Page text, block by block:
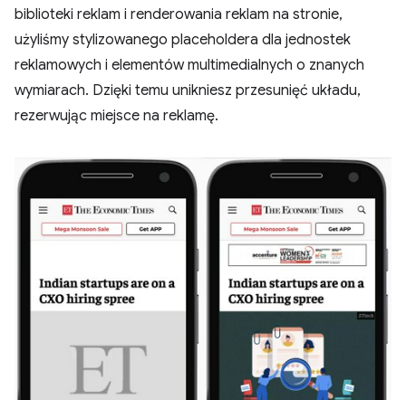
biblioteki reklam i renderowania reklam na stronie,
użyliśmy stylizowanego placeholdera dla jednostek
reklamowych i elementów multimedialnych o znanych
wymiarach. Dzięki temu unikniesz przesunięć układu,
rezerwując miejsce na reklamę.